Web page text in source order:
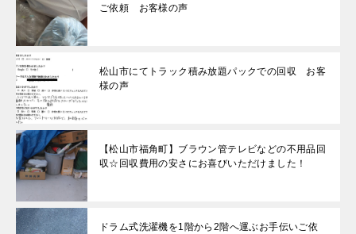
ご依頼 お客様の声
松山市にてトラック積み放題パックでの回収 お客
様の声
【松山市福角町】ブラウン管テレビなどの不用品回
収☆回収費用の安さにお喜びいただけました！
ドラム式洗濯機を1階から2階へ運ぶお手伝いご依